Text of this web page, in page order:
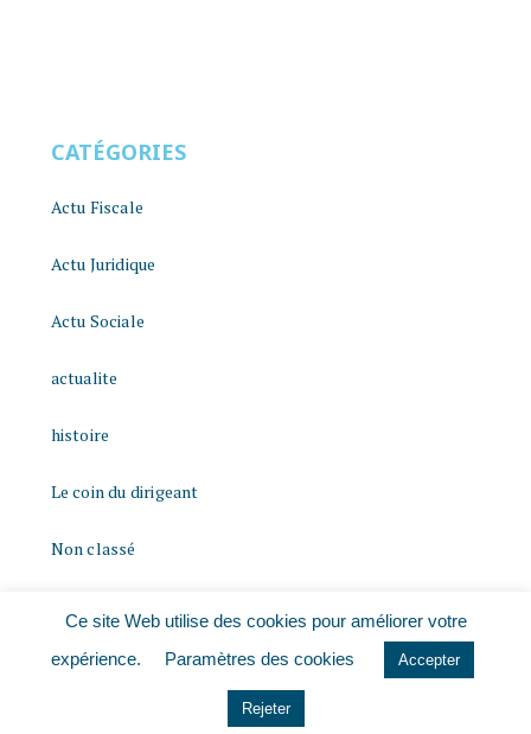
CATÉGORIES
Actu Fiscale
Actu Juridique
Actu Sociale
actualite
histoire
Le coin du dirigeant
Non classé
Ce site Web utilise des cookies pour améliorer votre
expérience.
Paramètres des cookies Accepter
Rejeter